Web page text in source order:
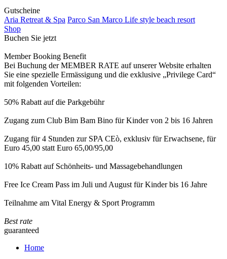
Gutscheine
Aria Retreat & Spa Parco San Marco Life style beach resort
Shop
Buchen Sie jetzt
Member Booking Benefit
Bei Buchung der MEMBER RATE auf unserer Website erhalten
Sie eine spezielle Ermässigung und die exklusive „Privilege Card“
mit folgenden Vorteilen:
50% Rabatt auf die Parkgebühr
Zugang zum Club Bim Bam Bino für Kinder von 2 bis 16 Jahren
Zugang für 4 Stunden zur SPA CEò, exklusiv für Erwachsene, für
Euro 45,00 statt Euro 65,00/95,00
10% Rabatt auf Schönheits- und Massagebehandlungen
Free Ice Cream Pass im Juli und August für Kinder bis 16 Jahre
Teilnahme am Vital Energy & Sport Programm
Best rate
guaranteed
Home